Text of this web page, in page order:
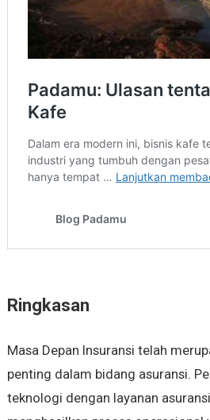
Ringkasan
Masa Depan Insuransi telah
penting dalam bidang asuransi.
teknologi dengan layanan